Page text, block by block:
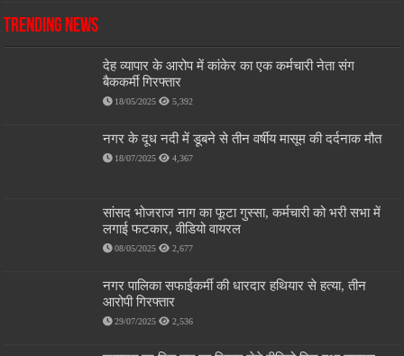
Trending News
देह व्यापार के आरोप में कांकेर का एक कर्मचारी नेता संग
बैककर्मी गिरफ्तार
18/05/2025 5,392
नगर के दूध नदी में डूबने से तीन वर्षीय मासूम की दर्दनाक मौत
18/07/2025 4,367
सांसद भोजराज नाग का फूटा गुस्सा, कर्मचारी को भरी सभा में
लगाई फटकार, वीडियो वायरल
08/05/2025 2,677
नगर पालिका सफाईकर्मी की धारदार हथियार से हत्या, तीन
आरोपी गिरफ्तार
29/07/2025 2,536